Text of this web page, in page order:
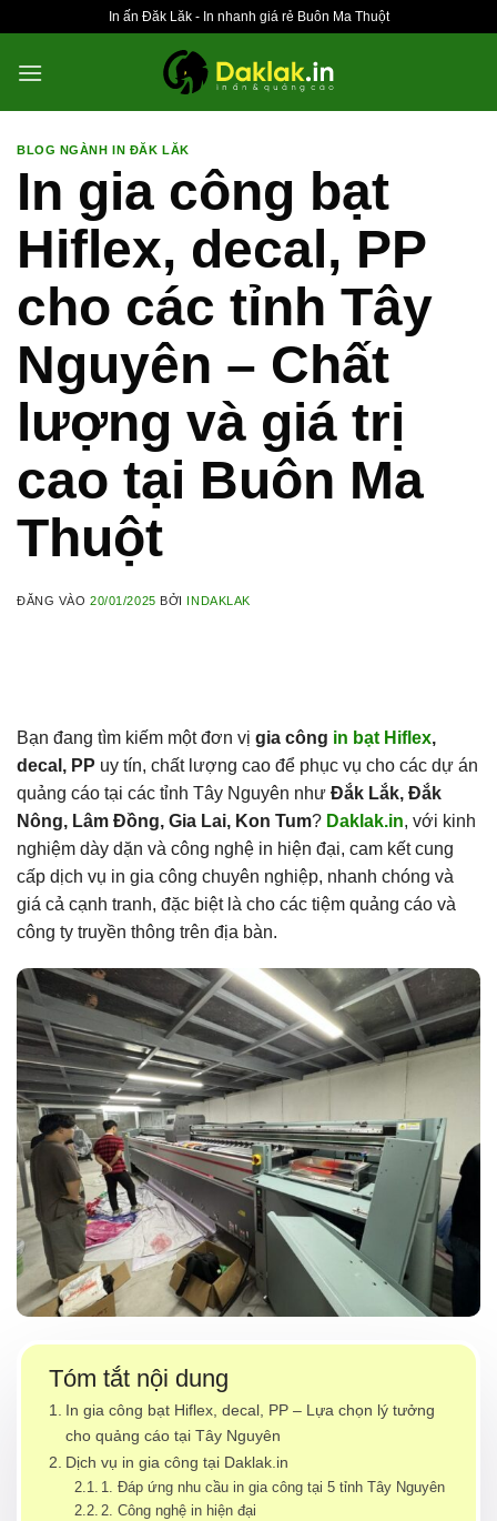
nội
In ấn Đăk Lăk - In nhanh giá rẻ Buôn Ma Thuột
BLOG NGÀNH IN ĐĂK LĂK
In gia công bạt
Hiflex, decal, PP
cho các tỉnh Tây
Nguyên – Chất
lượng và giá trị
cao tại Buôn Ma
Thuột
ĐĂNG VÀO20/01/2025 BỞI INDAKLAK
Bạn đang tìm kiếm một đơn vị gia công in bạt Hiflex,
decal, PP uy tín, chất lượng cao để phục vụ cho các dự án
quảng cáo tại các tỉnh Tây Nguyên như Đắk Lắk, Đắk
Nông, Lâm Đồng, Gia Lai, Kon Tum? Daklak.in, với kinh
nghiệm dày dặn và công nghệ in hiện đại, cam kết cung
cấp dịch vụ in gia công chuyên nghiệp, nhanh chóng và
giá cả cạnh tranh, đặc biệt là cho các tiệm quảng cáo và
công ty truyền thông trên địa bàn.
Tóm tắt nội dung
In gia công bạt Hiflex, decal, PP – Lựa chọn lý tưởng
cho quảng cáo tại Tây Nguyên
Dịch vụ in gia công tại Daklak.in
1. Đáp ứng nhu cầu in gia công tại 5 tỉnh Tây Nguyên
2. Công nghệ in hiện đại